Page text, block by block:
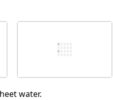
Plaats opmerking
water.